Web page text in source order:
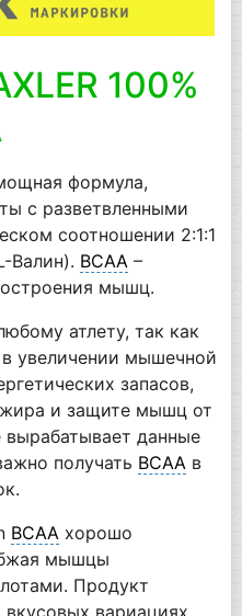
100%
формула,
с разветвленными
соотношении 2:1:1
Валин). BCAA–
мышц.
атлету, так как
увеличении мышечной
запасов,
и защите мышц от
данные
получать BCAAв
BCAAхорошо
мышцы
Продукт